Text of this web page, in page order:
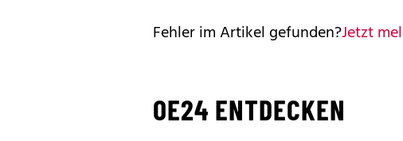
Fehler im Artikel gefunden?Jetzt
OE24 ENTDECKEN